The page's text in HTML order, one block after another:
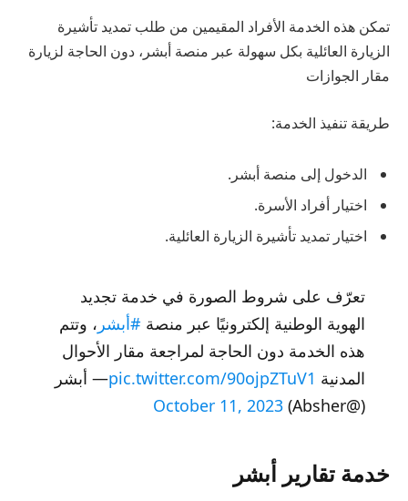
تمكن هذه الخدمة الأفراد المقيمين من طلب تمديد تأشيرة
الزيارة العائلية بكل سهولة عبر منصة أبشر، دون الحاجة لزيارة
مقار الجوازات
طريقة تنفيذ الخدمة:
الدخول إلى منصة أبشر.
اختيار أفراد الأسرة.
اختيار تمديد تأشيرة الزيارة العائلية.
تعرّف على شروط الصورة في خدمة تجديد
الهوية الوطنية إلكترونيًا عبر منصة #أبشر ، وتتم
هذه الخدمة دون الحاجة لمراجعة مقار الأحوال
المدنية pic.twitter.com/90ojpZTuV1— أبشر
(@Absher)
October 11, 2023
خدمة تقارير أبشر